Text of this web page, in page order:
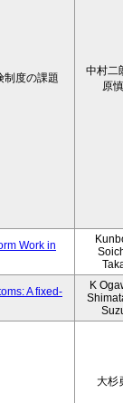
度の課題
中村二
原
Work in
A fixed-
K
大杉